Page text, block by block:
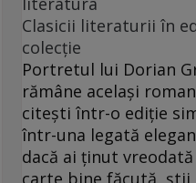
Clasicii literaturii în
colecție
Portretul lui Dorian
rămâne același
citești într-o ediție
într-una legată
dacă ai ținut
carte bine făcută, știi